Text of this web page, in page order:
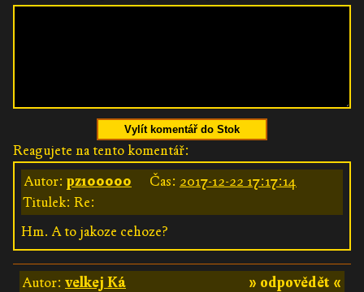
Vylít komentář do Stok
Reagujete na tento komentář:
Autor: pz100000 Čas: 2017-12-22 17:17:14
Titulek: Re:
Hm. A to jakoze cehoze?
» odpovědět «
Autor: velkej Ká